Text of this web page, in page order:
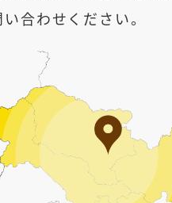
い合わせください。